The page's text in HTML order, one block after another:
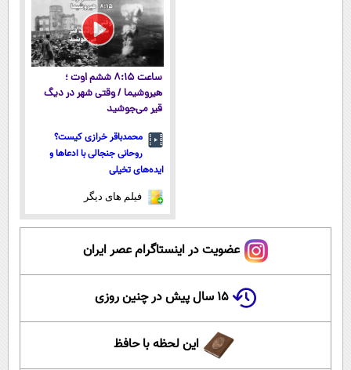
ساعت ۸:۱۵ ششم اوت ؛
هیروشیما / وقتی شهر در دیگ
قیر می‌جوشید
محمدباقر خرازی کیست؟
روحانی جنجالی با ادعاها و
ایده‌های تخیلی
فیلم های دیگر
عضویت در اینستاگرام عصر ایران
۱۵ سال پیش در چنین روزی
این لحظه با حافظ